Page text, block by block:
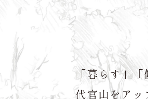
「暮らす」
代官山をアッ